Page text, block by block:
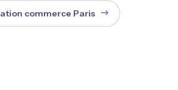
commerce Paris